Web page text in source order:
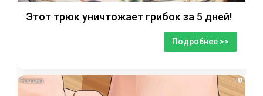
Этот трюк уничтожает грибок за 5 дней!
Подробнее >>
i